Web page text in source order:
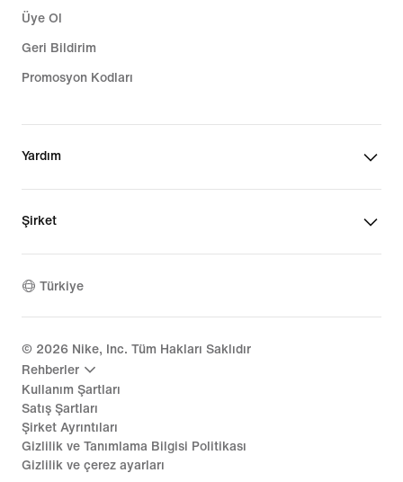
Üye Ol
Geri Bildirim
Promosyon Kodları
Yardım
Şirket
Türkiye
© 2026 Nike, Inc. Tüm Hakları Saklıdır
Rehberler
Kullanım Şartları
Satış Şartları
Şirket Ayrıntıları
Gizlilik ve Tanımlama Bilgisi Politikası
Gizlilik ve çerez ayarları